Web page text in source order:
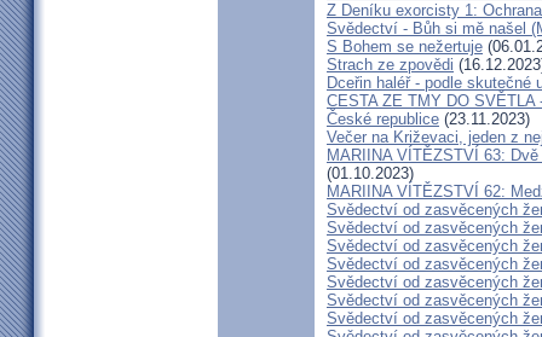
Z Deníku exorcisty 1:
Svědectví - Bůh si mě našel
S Bohem se nežertuje
Strach ze zpovědi
Dceřin haléř - podle skutečné
CESTA ZE TMY DO
České republice (23.11.2023)
Večer na Križevaci, jeden z
MARIINA VÍTĚZSTVÍ 63:
(01.10.2023)
MARIINA VÍTĚZSTVÍ 62:
Svědectví od zasvěcených
Svědectví od zasvěcených
Svědectví od zasvěcených
Svědectví od zasvěcených
Svědectví od zasvěcených
Svědectví od zasvěcených
Svědectví od zasvěcených